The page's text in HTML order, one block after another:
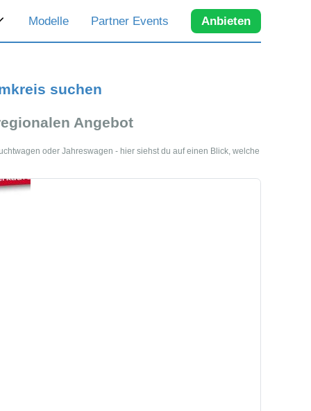
Modelle Partner Events Anbieten
suchen
Angebot
oder Jahreswagen - hier siehst du auf einen Blick, welche